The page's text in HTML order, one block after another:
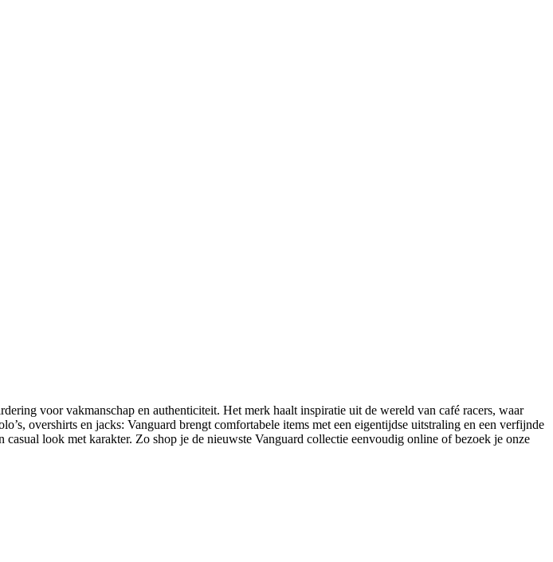
voor vakmanschap en authenticiteit. Het merk haalt inspiratie uit de wereld van café racers, waar
overshirts en jacks: Vanguard brengt comfortabele items met een eigentijdse uitstraling en een verfijnde
look met karakter. Zo shop je de nieuwste Vanguard collectie eenvoudig online of bezoek je onze